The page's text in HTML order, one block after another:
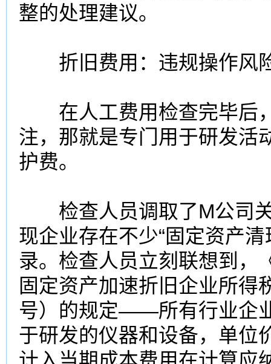
整的处理建议。
折旧费用：违规操作风
在人工费用检查完毕后
注，那就是专门用于研发活
护费。
检查人员调取了M公司关
现企业存在不少“固定资产
录。检查人员立刻联想到，
固定资产加速折旧企业所得
号）的规定——所有行业企
于研发的仪器和设备，单位